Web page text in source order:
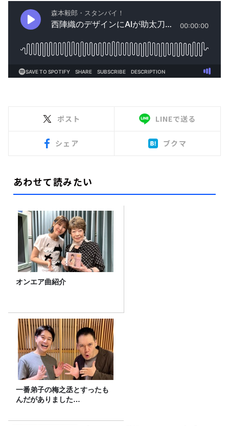
ポスト LINEで送る
シェア ブクマ
あわせて読みたい
オンエア曲紹介
一番弟子の梅之丞とすったも
んだがありました…